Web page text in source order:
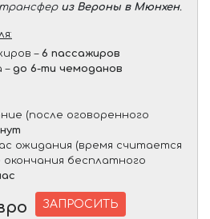
из Вероны в Мюнхен.
– 6 пассажиров
– до 6-ти чемоданов
(после оговоренного
ожидания (время считается
окончания бесплатного
ЗАПРОСИТЬ